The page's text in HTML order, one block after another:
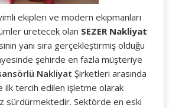
ekipleri ve modern ekipmanları
üretecek olan SEZER Nakliyat
yanı sıra gerçekleştirmiş olduğu
şehirde en fazla müşteriye
Nakliyat Şirketleri arasında
ilk tercih edilen işletme olarak
sürdürmektedir. Sektörde en eski